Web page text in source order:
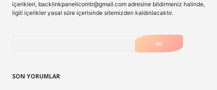
içerikleri, backlinkpanelicomtr@gmail.com adresine bildirmeniz halinde,
ilgili içerikler yasal süre içerisinde sitemizden kaldırılacaktır.
SON YORUMLAR